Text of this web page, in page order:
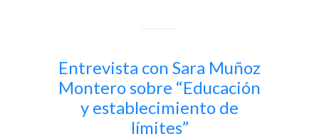
Entrevista con Sara Muñoz
Montero sobre “Educación
y establecimiento de
límites”